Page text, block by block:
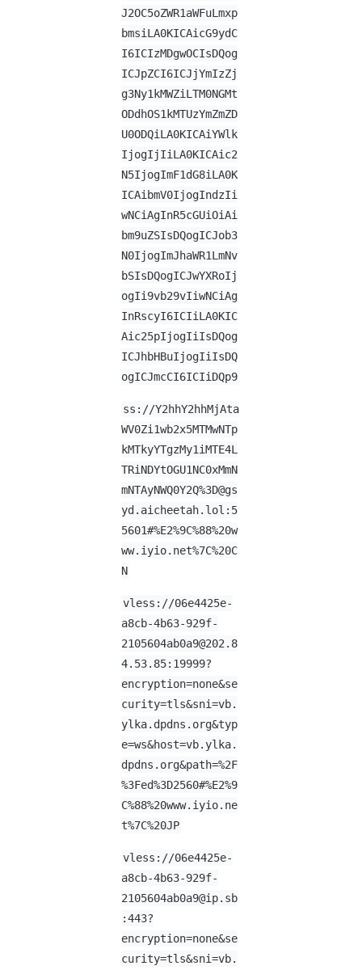
J2OC5oZWR1aWFuLmxp
bmsiLA0KICAicG9ydC
I6ICIzMDgwOCIsDQog
ICJpZCI6ICJjYmIzZj
g3Ny1kMWZiLTM0NGMt
ODdhOS1kMTUzYmZmZD
U0ODQiLA0KICAiYWlk
IjogIjIiLA0KICAic2
N5IjogImF1dG8iLA0K
ICAibmV0IjogIndzIi
wNCiAgInR5cGUiOiAi
bm9uZSIsDQogICJob3
N0IjogImJhaWR1LmNv
bSIsDQogICJwYXRoIj
ogIi9vb29vIiwNCiAg
InRscyI6ICIiLA0KIC
Aic25pIjogIiIsDQog
ICJhbHBuIjogIiIsDQ
ogICJmcCI6ICIiDQp9
ss://Y2hhY2hhMjAta
WV0Zi1wb2x5MTMwNTp
kMTkyYTgzMy1iMTE4L
TRiNDYtOGU1NC0xMmN
mNTAyNWQ0Y2Q%3D@gs
yd.aicheetah.lol :5
5601#%E2%9C%88%20w
ww.iyio.net%7C%20C
N
vless://06e4425e-
a8cb-4b63-929f-
2105604ab0a9@202.8
4.53.85:19999?
encryption=none&se
curity=tls&sni=vb.
ylka.dpdns.org&typ
e=ws&host=vb.ylka.
dpdns.org&path=%2F
%3Fed%3D2560#%E2%9
C%88%20www.iyio.ne
t%7C%20JP
vless://06e4425e-
a8cb-4b63-929f-
2105604ab0a9@ip.sb
:443?
encryption=none&se
curity=tls&sni=vb.